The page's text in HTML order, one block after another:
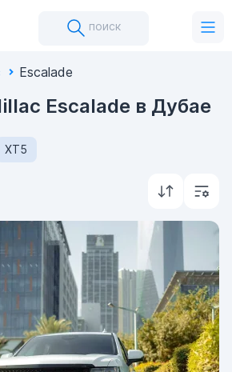
поиск
Escalade
Escalade в Дубае
XT5